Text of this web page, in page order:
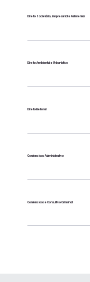
Direito Societário, Empresarial e Falimentar
Direito Ambiental e Urbanístico
Direito Eleitoral
Contencioso Administrativo
Contencioso e Consultivo Criminal